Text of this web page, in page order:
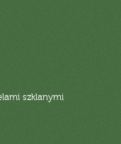
szklanymi